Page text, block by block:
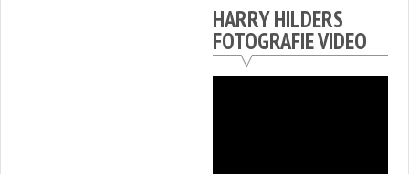
HARRY HILDERS
FOTOGRAFIE VIDEO